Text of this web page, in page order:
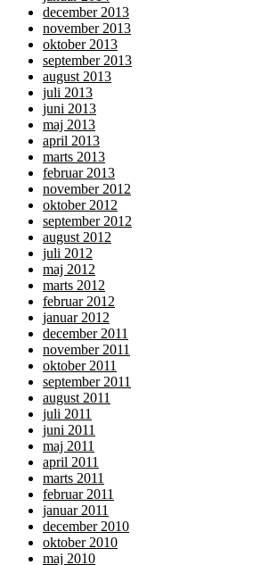
december 2013
november 2013
oktober 2013
september 2013
august 2013
juli 2013
juni 2013
maj 2013
april 2013
marts 2013
februar 2013
november 2012
oktober 2012
september 2012
august 2012
juli 2012
maj 2012
marts 2012
februar 2012
januar 2012
december 2011
november 2011
oktober 2011
september 2011
august 2011
juli 2011
juni 2011
maj 2011
april 2011
marts 2011
februar 2011
januar 2011
december 2010
oktober 2010
maj 2010